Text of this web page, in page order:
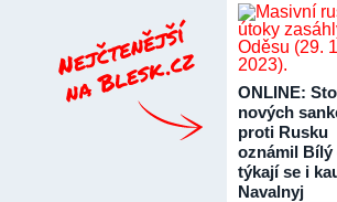
ONLINE:
nových
proti Rusku
oznámil Bílý
týkají se i
Navalnyj